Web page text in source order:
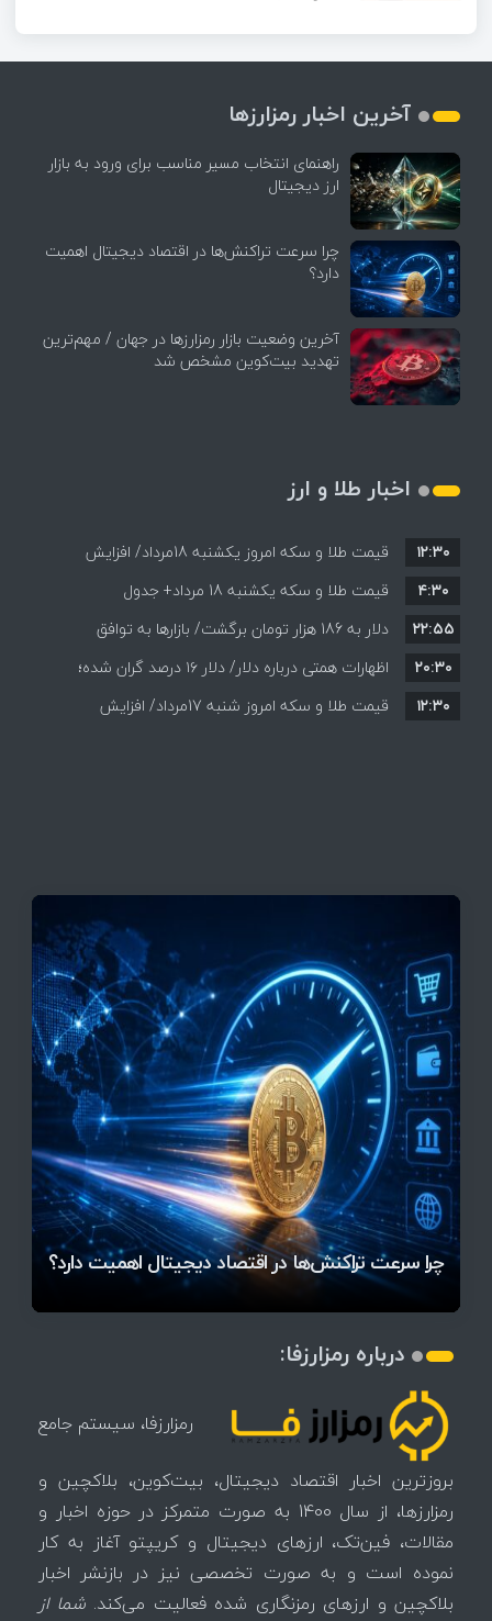
آخرین اخبار رمزارزها
راهنمای انتخاب مسیر مناسب برای ورود به بازار
ارز دیجیتال
چرا سرعت تراکنش‌ها در اقتصاد دیجیتال اهمیت
دارد؟
آخرین وضعیت بازار رمزارزها در جهان / مهم‌ترین
تهدید بیت‌کوین مشخص شد
اخبار طلا و ارز
قیمت طلا و سکه امروز یکشنبه 18مرداد/ افزایش
قیمت ها + جدول و جزئیات
۱۲:۳۰
قیمت طلا و سکه یکشنبه 18 مرداد+ جدول
۴:۳۰
دلار به 186 هزار تومان برگشت/ بازارها به توافق
احتمالی هرمز چه واکنشی نشان دادند؟
۲۲:۵۵
اظهارات همتی درباره دلار/ دلار ۱۶ درصد گران شده؛
این افزایش طبیعی است
۲۰:۳۰
قیمت طلا و سکه امروز شنبه 17مرداد/ افزایش
۱۲:۳۰
راهنمای انتخاب مسیر مناسب برای ورود به بازار ارز
دیجیتال
چرا سرعت تراکنش‌ها در اقتصاد دیجیتال اهمیت دارد؟
آخرین وضعیت بازار رمزارزها در جهان / مهم‌ترین
تهدید بیت‌کوین مشخص شد
اتفاق تاریخی در بازار رمزارزها / بیت‌کوین سبز شد
قیمت تتر، بیت‌کوین و اتریوم امروز دوشنبه ۵ مرداد
۱۴۰۵ | بیت‌کوین این مرز را از دست بدهد، همه‌چیز
تغییر می‌کند
رقابت پنهان دولت‌ها بر سر بیت‌کوین/ ۱۰ کشور برتر
کدامند؟
اتفاق مهم در بازار رمزارزها / بیت‌کوین وارد فاز تازه شد
تازه‌ترین رسوایی ارز دیجیتال؛ شکایت میلیاردی روی
میز / ۶۲۲ بیت‌کوین کجا رفت؟
درباره رمزارزفا:
رمزارزفا، سیستم جامع
بروزترین اخبار اقتصاد دیجیتال، بیت‌کوین، بلاکچین و
رمزارزها، از سال 1400 به صورت متمرکز در حوزه اخبار و
مقالات، فین‌تک، ارزهای‌ دیجیتال و کریپتو آغاز به کار
نموده است و به صورت تخصصی نیز در بازنشر اخبار
بلاکچین و ارزهای رمزنگاری شده فعالیت می‌کند.شما از